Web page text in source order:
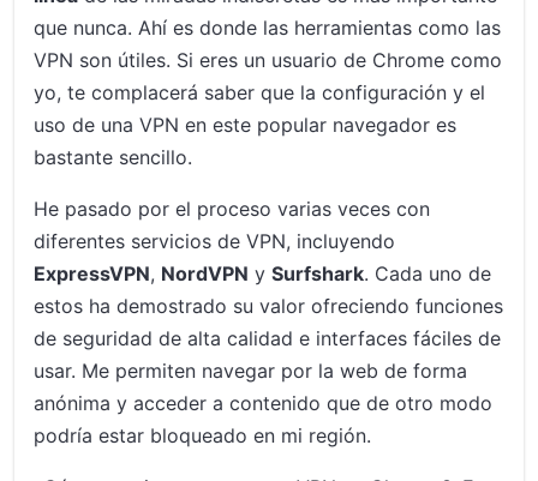
Guía paso a paso: Configurando una VPN en Chrome
Finalizando: Aprovechando al Máximo tu VPN
que nunca. Ahí es donde las herramientas como las
VPN son útiles. Si eres un usuario de Chrome como
yo, te complacerá saber que la configuración y el
uso de una VPN en este popular navegador es
bastante sencillo.
He pasado por el proceso varias veces con
diferentes servicios de VPN, incluyendo
ExpressVPN, NordVPN ySurfshark. Cada uno de
estos ha demostrado su valor ofreciendo funciones
de seguridad de alta calidad e interfaces fáciles de
usar. Me permiten navegar por la web de forma
anónima y acceder a contenido que de otro modo
podría estar bloqueado en mi región.